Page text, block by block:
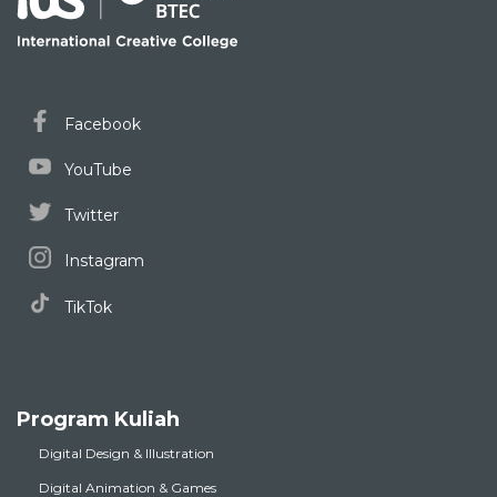
Facebook
YouTube
Twitter
Instagram
TikTok
Program Kuliah
Digital Design & Illustration
Digital Animation & Games